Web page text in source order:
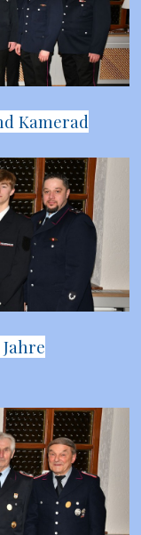
Kamerad